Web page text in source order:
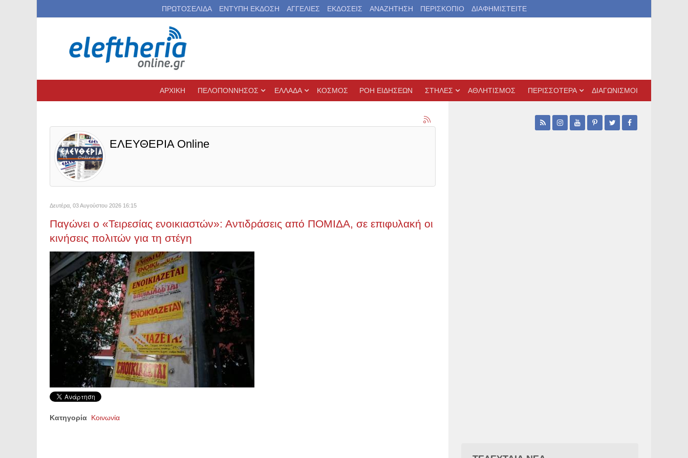
ΠΡΩΤΟΣΕΛΙΔΑ ΕΝΤΥΠΗ ΕΚΔΟΣΗ ΑΓΓΕΛΙΕΣ ΕΚΔΟΣΕΙΣ ΑΝΑΖΗΤΗΣΗ ΠΕΡΙΣΚΟΠΙΟ ΔΙΑΦΗΜΙΣΤΕΙΤΕ
ΑΡΧΙΚΗ ΠΕΛΟΠΟΝΝΗΣΟΣ ΕΛΛΑΔΑ ΚΟΣΜΟΣ ΡΟΗ ΕΙΔΗΣΕΩΝ ΣΤΗΛΕΣ ΑΘΛΗΤΙΣΜΟΣ ΠΕΡΙΣΣΟΤΕΡΑ ΔΙΑΓΩΝΙΣΜΟΙ
ΕΛΕΥΘΕΡΙΑ Online
Δευτέρα, 03 Αυγούστου 2026 16:15
Παγώνει ο «Τειρεσίας ενοικιαστών»: Αντιδράσεις από ΠΟΜΙΔΑ, σε επιφυλακή οι
κινήσεις πολιτών για τη στέγη
Κατηγορία Κοινωνία